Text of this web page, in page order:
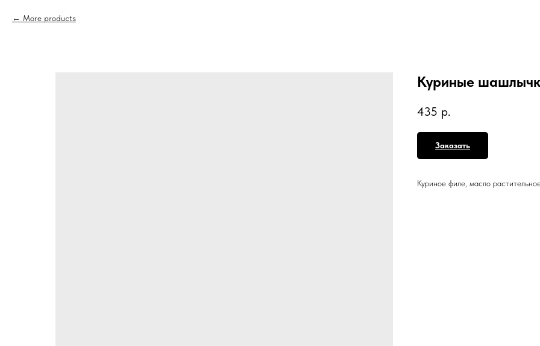
More products
Куриные
435 р.
Заказать
Куриное филе, масло